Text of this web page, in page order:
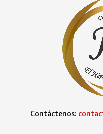
Contáctenos: